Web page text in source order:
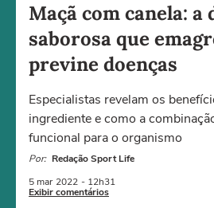
Maçã com canela: a
saborosa que
previne doenças
Especialistas revelam os
ingrediente e como a
funcional para o organismo
Por: Redação Sport Life
5 mar 2022 - 12h31
Exibir comentários